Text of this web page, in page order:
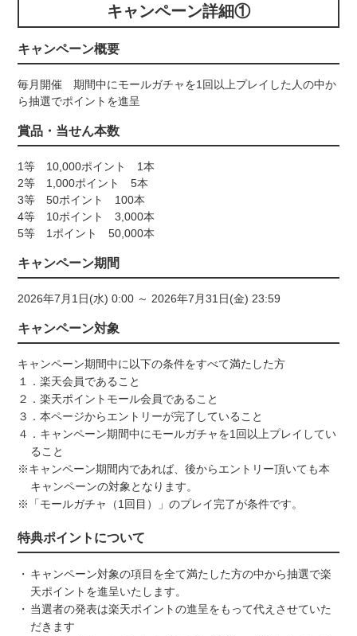
キャンペーン詳細①
キャンペーン概要
毎月開催 期間中にモールガチャを1回以上プレイした人の中か
ら抽選でポイントを進呈
賞品・当せん本数
1等 10,000ポイント 1本
2等 1,000ポイント 5本
3等 50ポイント 100本
4等 10ポイント 3,000本
5等 1ポイント 50,000本
キャンペーン期間
2026年7月1日(水) 0:00 ～ 2026年7月31日(金) 23:59
キャンペーン対象
キャンペーン期間中に以下の条件をすべて満たした方
１．楽天会員であること
２．楽天ポイントモール会員であること
３．本ページからエントリーが完了していること
４．キャンペーン期間中にモールガチャを1回以上プレイしてい
ること
※キャンペーン期間内であれば、後からエントリー頂いても本
キャンペーンの対象となります。
※「モールガチャ（1回目）」のプレイ完了が条件です。
特典ポイントについて
キャンペーン対象の項目を全て満たした方の中から抽選で楽
天ポイントを進呈いたします。
当選者の発表は楽天ポイントの進呈をもって代えさせていた
だきます